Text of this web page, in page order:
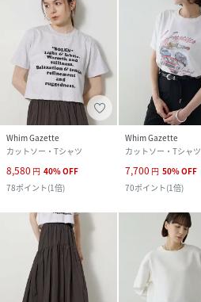
Whim Gazette
カットソー・Tシャツ
8,580 円 40%OFF
78ポイント(1倍)
Whim Gazette
カットソー・Tシャツ
7,700 円 50%OFF
70ポイント(1倍)